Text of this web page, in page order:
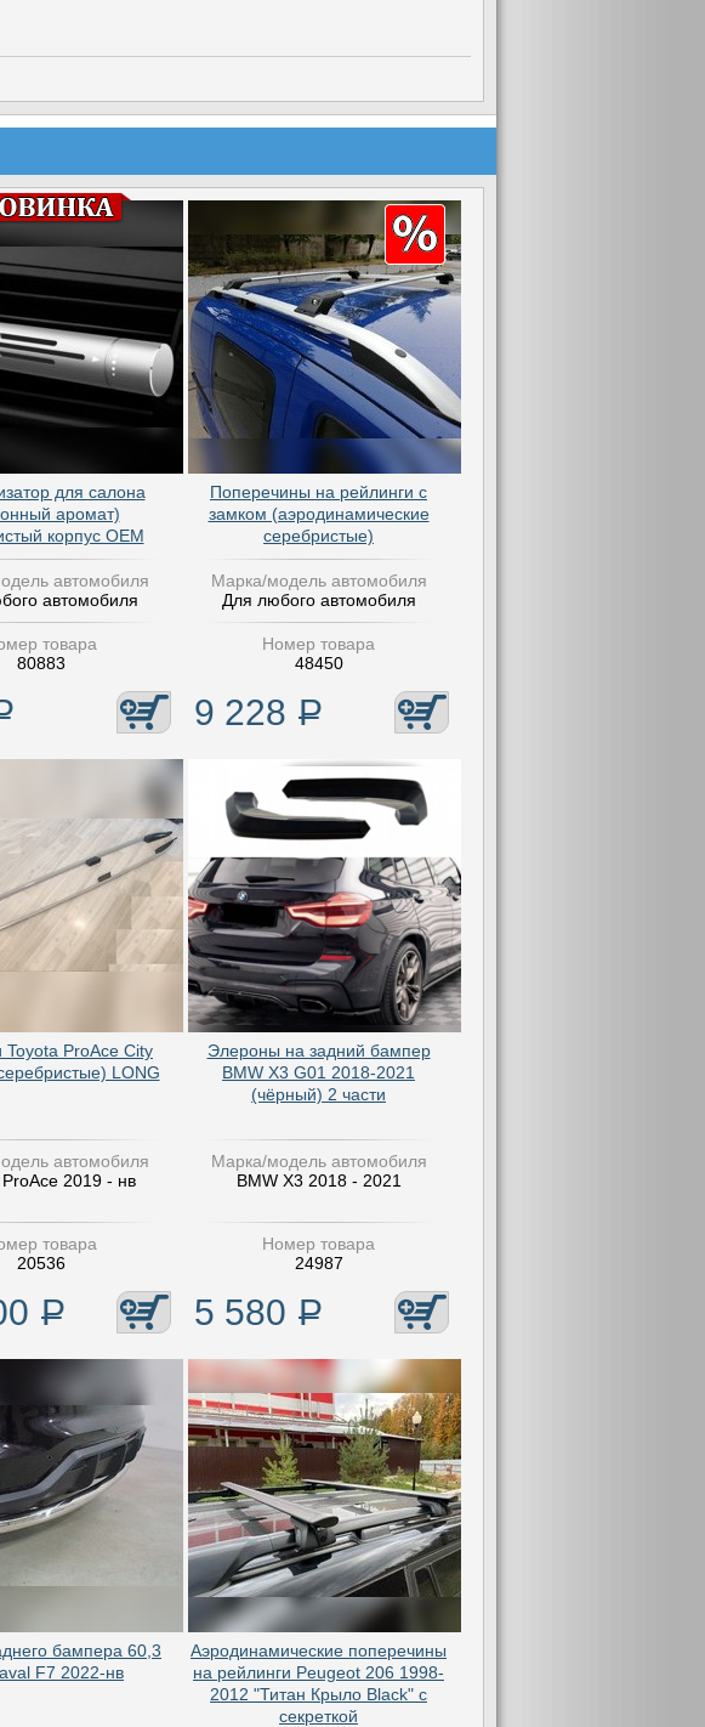
для салона
аромат)
корпус OEM
автомобиля
автомобиля
товара
80883
Поперечины на рейлинги с
замком (аэродинамические
серебристые)
Марка/модель автомобиля
Для любого автомобиля
Номер товара
48450
9 228 Р
Toyota ProAce City
LONG
автомобиля
2019 - нв
товара
20536
Р
Элероны на задний бампер
BMW X3 G01 2018-2021
(чёрный) 2 части
Марка/модель автомобиля
BMW X3 2018 - 2021
Номер товара
24987
5 580 Р
бампера 60,3
F7 2022-нв
Аэродинамические поперечины
на рейлинги Peugeot 206 1998-
2012 "Титан Крыло Black" с
секреткой